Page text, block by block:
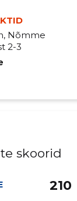
Nõmme
2-3
skoorid
210